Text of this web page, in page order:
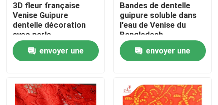
Maison
3D fleur française
Venise Guipure
dentelle décoration
avec perle
envoyer une
Bandes de dentelle
guipure soluble dans
l'eau de Venise du
Bangladesh
envoyer une